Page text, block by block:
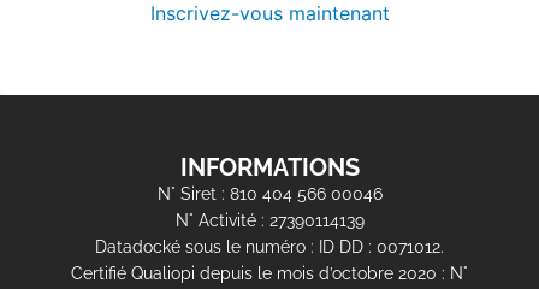
Inscrivez-vous maintenant
INFORMATIONS
N° Siret : 810 404 566 00046
N° Activité : 27390114139
Datadocké sous le numéro : ID DD : 0071012.
Certifié Qualiopi depuis le mois d’octobre 2020 : N°